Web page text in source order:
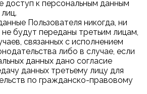
к персональным данным
Пользователя никогда, ни
не будут переданы третьим лицам,
связанных с исполнением
либо в случае, если
данных дано согласие
данных третьему лицу для
по гражданско-правовому